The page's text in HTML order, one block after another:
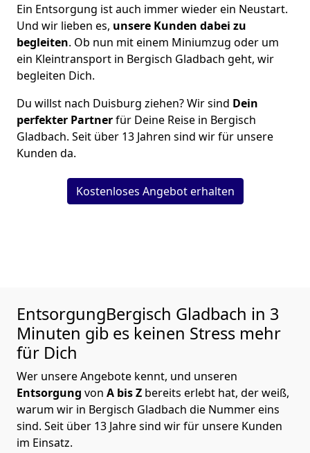
Ein Entsorgung ist auch immer wieder ein Neustart.
Und wir lieben es, unsere Kunden dabei zu
begleiten. Ob nun mit einem Miniumzug oder um
ein Kleintransport in Bergisch Gladbach geht, wir
begleiten Dich.
Du willst nach Duisburg ziehen? Wir sind Dein
perfekter Partnerfür Deine Reise in Bergisch
Gladbach. Seit über 13 Jahren sind wir für unsere
Kunden da.
Kostenloses Angebot erhalten
EntsorgungBergisch Gladbach in 3
Minuten gib es keinen Stress mehr
für Dich
Wer unsere Angebote kennt, und unseren
Entsorgung von A bis Z bereits erlebt hat, der weiß,
warum wir in Bergisch Gladbach die Nummer eins
sind. Seit über 13 Jahre sind wir für unsere Kunden
im Einsatz.